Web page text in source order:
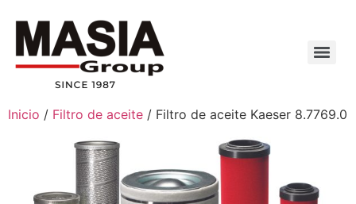
Inicio / Filtro de aceite / Filtro de aceite Kaeser 8.7769.0